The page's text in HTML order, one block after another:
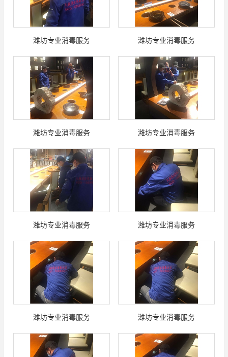
潍坊专业消毒服务 潍坊专业消毒服务
潍坊专业消毒服务 潍坊专业消毒服务
潍坊专业消毒服务 潍坊专业消毒服务
潍坊专业消毒服务 潍坊专业消毒服务